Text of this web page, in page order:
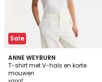
Sale
ANNE WEYBURN
T-shirt met V-hals en korte
mouwen
4,4
/ 5
3
Kleuren